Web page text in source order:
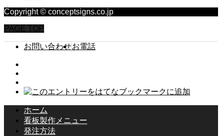
Copyright © conceptsigns.co.jp
PAGE TOP
お問い合わせお電話
ホーム
看板製作メニュー
発注方法